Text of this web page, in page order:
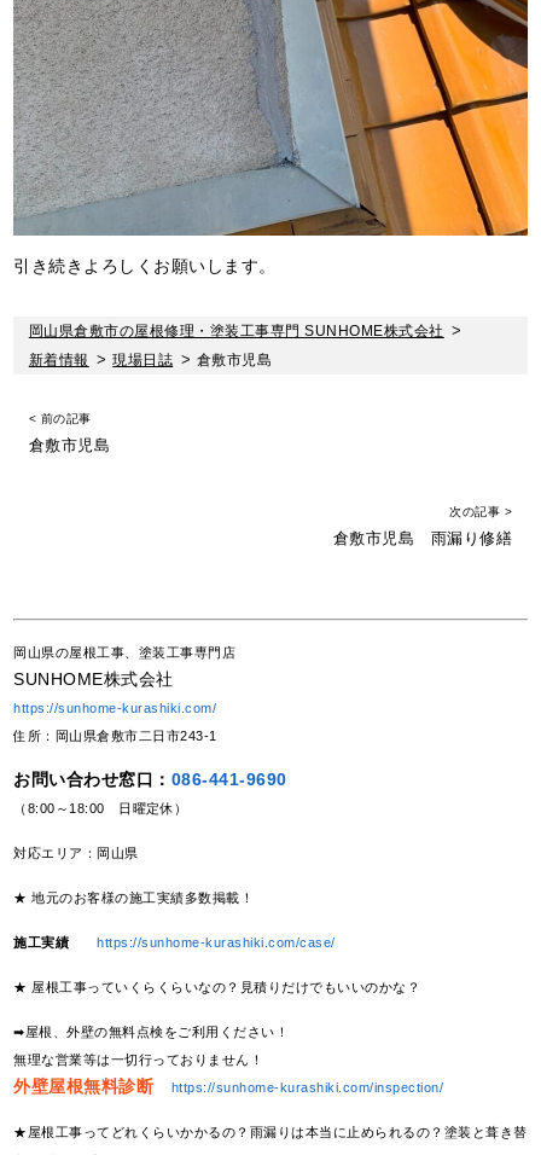
引き続きよろしくお願いします。
岡山県倉敷市の屋根修理・塗装工事専門 SUNHOME株式会社 >
新着情報 >現場日誌 > 倉敷市児島
< 前の記事
倉敷市児島
次の記事 >
倉敷市児島 雨漏り修繕
岡山県の屋根工事、塗装工事専門店
SUNHOME株式会社
https://sunhome-kurashiki.com/
住所：岡山県倉敷市二日市243-1
お問い合わせ窓口： 086-441-9690
（8:00～18:00 日曜定休）
対応エリア：岡山県
★ 地元のお客様の施工実績多数掲載！
施工実績 https://sunhome-kurashiki.com/case/
★ 屋根工事っていくらくらいなの？見積りだけでもいいのかな？
➡屋根、外壁の無料点検をご利用ください！
無理な営業等は一切行っておりません！
外壁屋根無料診断 https://sunhome-kurashiki.com/inspection/
★屋根工事ってどれくらいかかるの？雨漏りは本当に止められるの？塗装と葺き替